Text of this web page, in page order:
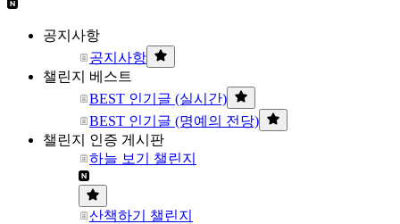
공지사항
공지사항
챌린지 베스트
BEST 인기글 (실시간)
BEST 인기글 (명예의 전당)
챌린지 인증 게시판
하늘 보기 챌린지
산책하기 챌린지